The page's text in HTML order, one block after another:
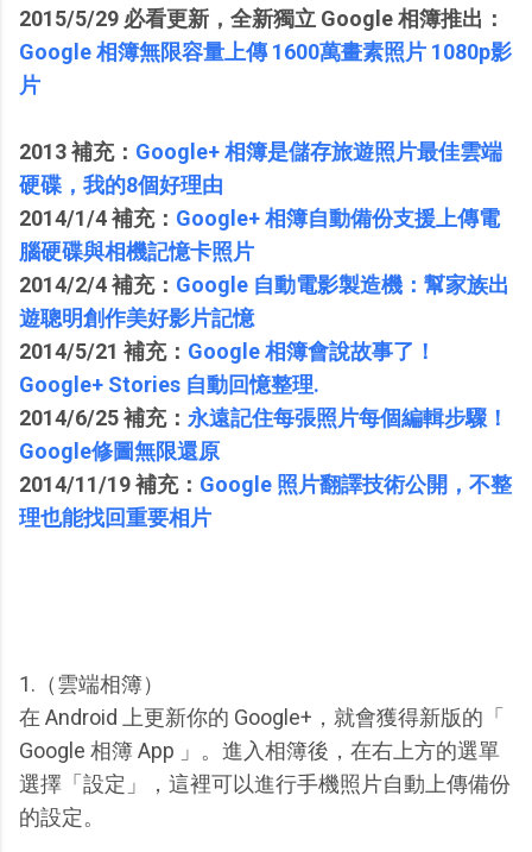
2015/5/29 必看更新，全新獨立 Google 相簿推出：
Google 相簿無限容量上傳 1600萬畫素照片 1080p影
片
2013 補充： Google+ 相簿是儲存旅遊照片最佳雲端
硬碟，我的8個好理由
2014/1/4 補充： Google+ 相簿自動備份支援上傳電
腦硬碟與相機記憶卡照片
2014/2/4 補充： Google 自動電影製造機：幫家族出
遊聰明創作美好影片記憶
2014/5/21 補充： Google 相簿會說故事了！
Google+ Stories 自動回憶整理.
2014/6/25 補充： 永遠記住每張照片每個編輯步驟！
Google修圖無限還原
2014/11/19 補充： Google 照片翻譯技術公開，不整
理也能找回重要相片
1.（雲端相簿）
在 Android 上更新你的 Google+，就會獲得新版的「
Google 相簿 App 」。進入相簿後，在右上方的選單
選擇「設定」，這裡可以進行手機照片自動上傳備份
的設定。